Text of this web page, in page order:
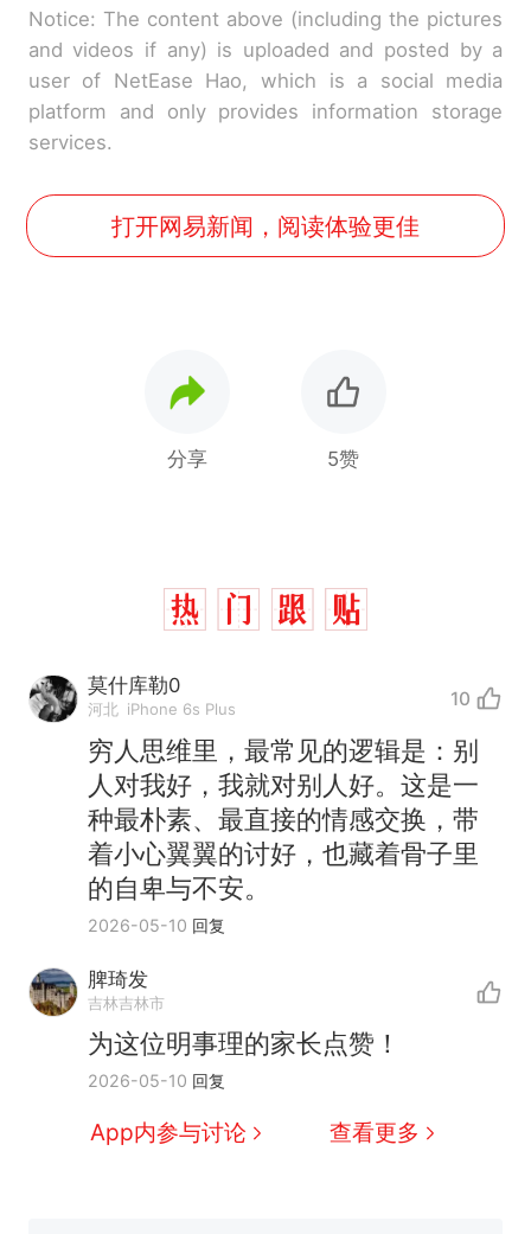
Notice: The content above (including the pictures
and videos if any) is uploaded and posted by a
user of NetEase Hao, which is a social media
platform and only provides information storage
services.
打开网易新闻，阅读体验更佳
分享 5赞
莫什库勒0
河北 iPhone 6s Plus 10
穷人思维里，最常见的逻辑是：别
人对我好，我就对别人好。这是一
种最朴素、最直接的情感交换，带
着小心翼翼的讨好，也藏着骨子里
的自卑与不安。
2026-05-10 回复
脾琦发
吉林吉林市
为这位明事理的家长点赞！
2026-05-10 回复
App内参与讨论 查看更多
那个在床头放菜刀的女孩，
因老师一句“跟我回家”改写了
人生
新
制裁瓜子饺子，美国怕什
么？
费大厨“全国小炒肉大王”称